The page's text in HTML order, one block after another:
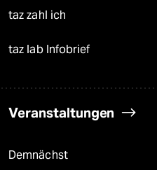
taz zahl ich
taz lab Infobrief
Veranstaltungen
Demnächst